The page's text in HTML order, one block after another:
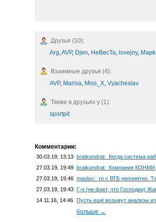
Друзья (10):
Arg,AVP, Djen, HeBecTa, lovejoy,
Взаимные друзья (4):
AVP, Marisa, Miss_X, Vyacheslav
Также в друзьях у (1):
sportpit
Комментарии:
30.03.19, 13:13 bratkondrat: Когда система
27.03.19, 19:49 bratkondrat: Компания КОНМИ,
27.03.19, 19:46 maslov: то с ВТБ непонятно.
27.03.19, 19:43 Г-н (не факт, что Господин)
14.11.16, 14:46 Пусть ещё возьмут анализы
больше →